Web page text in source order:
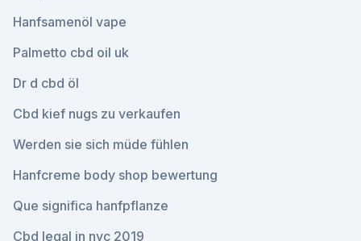
Hanfsamenöl vape
Palmetto cbd oil uk
Dr d cbd öl
Cbd kief nugs zu verkaufen
Werden sie sich müde fühlen
Hanfcreme body shop bewertung
Que significa hanfpflanze
Cbd legal in nyc 2019